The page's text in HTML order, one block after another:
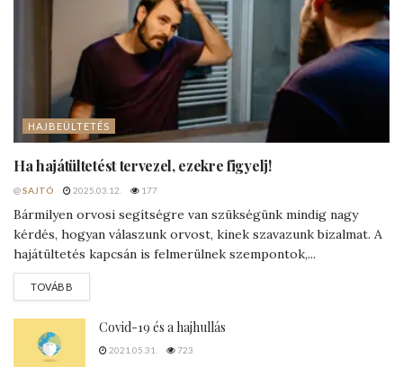
HAJBEÜLTETÉS
Ha hajátültetést tervezel, ezekre figyelj!
@SAJTÓ 2025.03.12. 177
Bármilyen orvosi segítségre van szükségünk mindig nagy
kérdés, hogyan válaszunk orvost, kinek szavazunk bizalmat. A
hajátültetés kapcsán is felmerülnek szempontok,...
TOVÁBB
Covid-19 és a hajhullás
2021.05.31. 723